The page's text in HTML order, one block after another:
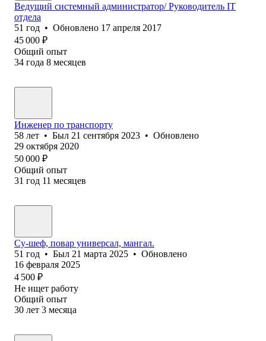
Ведущий системный администратор/ Руководитель IT
отдела
51 год • Обновлено 17 апреля 2017
45 000 ₽
Общий опыт
34 года 8 месяцев
Инженер по транспорту
58 лет • Был 21 сентября 2023 • Обновлено
29 октября 2020
50 000 ₽
Общий опыт
31 год 11 месяцев
Су-шеф, повар универсал, мангал.
51 год • Был 21 марта 2025 • Обновлено
16 февраля 2025
4 500 ₽
Не ищет работу
Общий опыт
30 лет 3 месяца